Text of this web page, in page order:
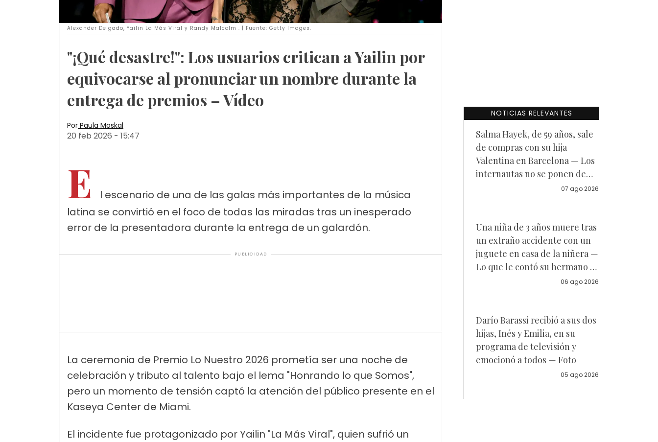
Alexander Delgado, Yailin La Más Viral y Randy Malcolm . | Fuente: Getty Images.
"¡Qué desastre!": Los usuarios critican a Yailin por
equivocarse al pronunciar un nombre durante la
entrega de premios – Vídeo
Por Paula Moskal
20 feb 2026 - 15:47
E
l escenario de una de las galas más importantes de la música
latina se convirtió en el foco de todas las miradas tras un inesperado
error de la presentadora durante la entrega de un galardón.
PUBLICIDAD
La ceremonia de Premio Lo Nuestro 2026 prometía ser una noche de
celebración y tributo al talento bajo el lema "Honrando lo que Somos",
pero un momento de tensión captó la atención del público presente en el
Kaseya Center de Miami.
El incidente fue protagonizado por Yailin "La Más Viral", quien sufrió un
NOTICIAS RELEVANTES
Salma Hayek, de 59 años, sale
de compras con su hija
Valentina en Barcelona — Los
internautas no se ponen de
acuerdo sobre a quién se07 ago 2026
Una niña de 3 años muere tras
un extraño accidente con un
juguete en casa de la niñera —
Lo que le contó su hermano a
06 ago 2026
Darío Barassi recibió a sus dos
hijas, Inés y Emilia, en su
programa de televisión y
emocionó a todos — Foto
05 ago 2026